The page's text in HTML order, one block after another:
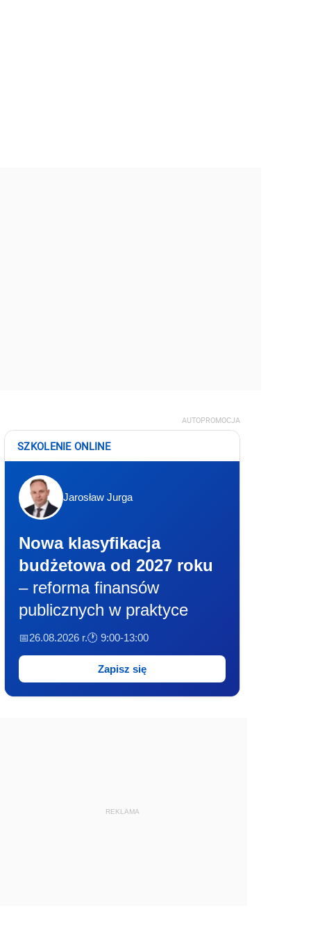
AUTOPROMOCJA
SZKOLENIE ONLINE
Jarosław Jurga
Nowa klasyfikacja
budżetowa od 2027 roku
– reforma finansów
publicznych w praktyce
📅26.08.2026 r.🕐 9:00-13:00
Zapisz się
REKLAMA